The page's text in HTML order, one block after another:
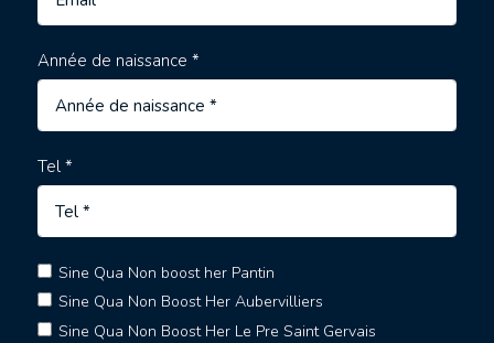
Année de naissance *
Tel *
Sine Qua Non boost her Pantin
Sine Qua Non Boost Her Aubervilliers
Sine Qua Non Boost Her Le Pre Saint Gervais